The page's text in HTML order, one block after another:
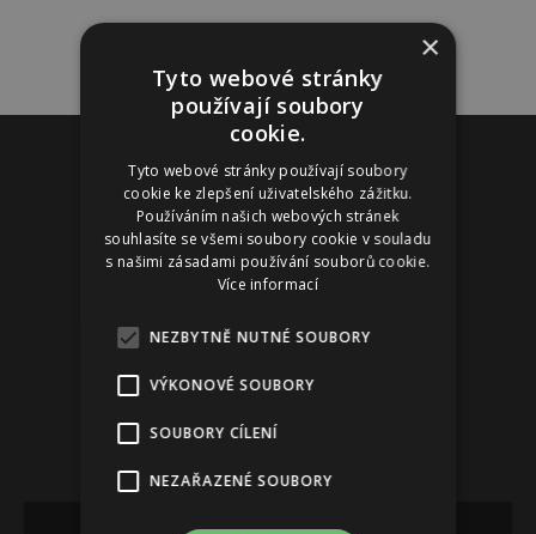
Reklama
×
Tyto webové stránky
používají soubory
cookie.
Tyto webové stránky používají soubory
cookie ke zlepšení uživatelského zážitku.
Používáním našich webových stránek
souhlasíte se všemi soubory cookie v souladu
s našimi zásadami používání souborů cookie.
Více informací
NEZBYTNĚ NUTNÉ SOUBORY
VÝKONOVÉ SOUBORY
SOUBORY CÍLENÍ
NEZAŘAZENÉ SOUBORY